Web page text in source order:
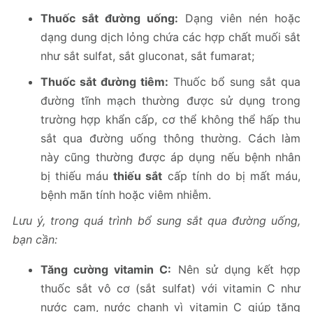
Thuốc sắt đường uống: Dạng viên nén hoặc
dạng dung dịch lỏng chứa các hợp chất muối sắt
như sắt sulfat, sắt gluconat, sắt fumarat;
Thuốc sắt đường tiêm: Thuốc bổ sung sắt qua
đường tĩnh mạch thường được sử dụng trong
trường hợp khẩn cấp, cơ thể không thể hấp thu
sắt qua đường uống thông thường. Cách làm
này cũng thường được áp dụng nếu bệnh nhân
bị thiếu máuthiếu sắt cấp tính do bị mất máu,
bệnh mãn tính hoặc viêm nhiễm.
Lưu ý, trong quá trình bổ sung sắt qua đường uống,
bạn cần:
Tăng cường vitamin C: Nên sử dụng kết hợp
thuốc sắt vô cơ (sắt sulfat) với vitamin C như
nước cam, nước chanh vì vitamin C giúp tăng